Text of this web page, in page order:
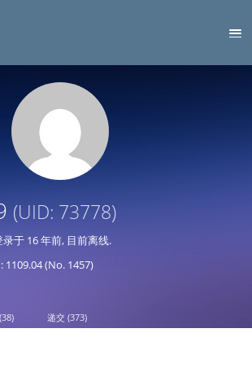
(UID: 73778)
录于 16 年前, 目前离线.
1109.04 (No. 1457)
递交 (373)